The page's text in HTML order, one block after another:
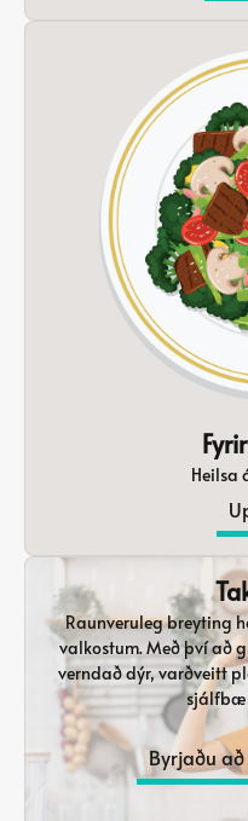
Heilsa
Raunveruleg breyting
valkostum. Með því að
verndað dýr, varðveitt
Byrjaðu